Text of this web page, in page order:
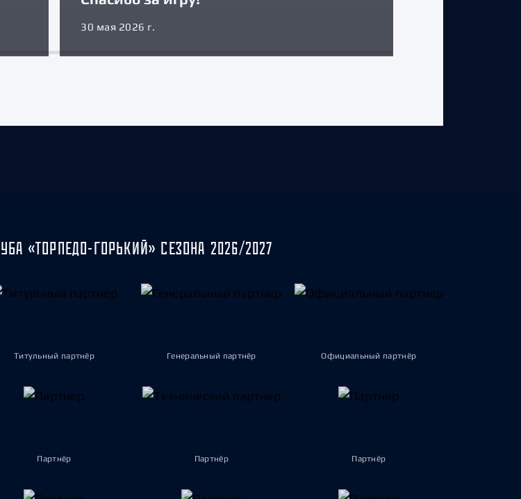
30 мая 2026 г.
«ТОРПЕДО-ГОРЬКИЙ» СЕЗОНА 2026/2027
Титульный партнёр Генеральный партнёр Официальный партнёр
Партнёр Партнёр Партнёр